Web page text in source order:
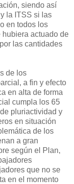
siendo así
la ITSS si las
en todos los
hubiera actuado de
las cantidades
de los
a fin y efecto
en alta de forma
cumpla los 65
pluriactividad y
en situación
de los
a gran
según el Plan,
que no se
en el momento